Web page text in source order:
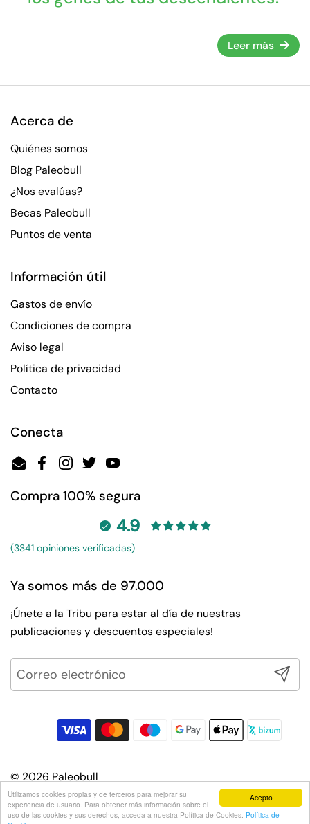
Acepto
Utilizamos cookies propias y de terceros para mejorar su
experiencia de usuario. Para obtener más información sobre el
uso de las cookies y sus derechos, acceda a nuestra Política de Cookies. Política de
Leer más
Acerca de
Quiénes somos
Blog Paleobull
¿Nos evalúas?
Becas Paleobull
Puntos de venta
Información útil
Gastos de envío
Condiciones de compra
Aviso legal
Política de privacidad
Contacto
Conecta
EmailFacebookInstagram
TwitterYouTube
Compra 100% segura
4.9
(3341 opiniones verificadas)
Ya somos más de 97.000
¡Únete a la Tribu para estar al día de nuestras
publicaciones y descuentos especiales!
¡ME
© 2026 Paleobull